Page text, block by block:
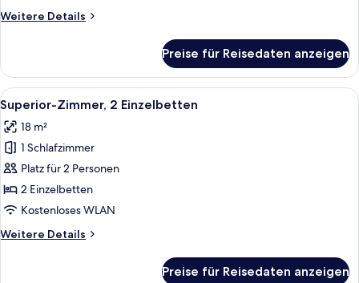
Weitere Details
Weitere
Zimmer,
Doppelbett
Preise für Reisedaten anzeigen
Alle
Fotos
für
Superior-
Zimmer,
2 Einzelbetten
anzeigen
Ein Hotelzimmer mit einem großen
8
Superior-Zimmer, 2 Einzelbetten
18 m²
1 Schlafzimmer
Platz für 2 Personen
2 Einzelbetten
Kostenloses WLAN
Weitere Details
Weitere
Preise für Reisedaten anzeigen